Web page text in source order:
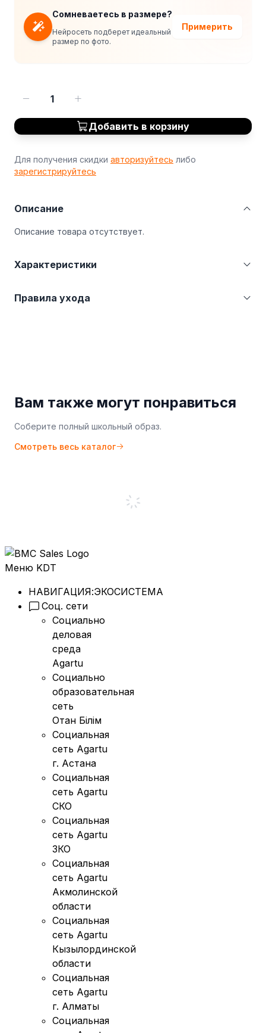
Сомневаетесь в размере?
Нейросеть подберет идеальный
размер по фото.
Примерить
1
Добавить в корзину
Для получения скидки авторизуйтесь либо
зарегистрируйтесь
Описание
Описание товара отсутствует.
Характеристики
Категория
Куртки
Правила ухода
Вам также могут понравиться
Соберите полный школьный образ.
Смотреть весь каталог
Меню KDT
НАВИГАЦИЯ:ЭКОСИСТЕМА
Соц. сети
Социально
деловая
среда
Agartu
Социально
образовательная
сеть
Отан Бiлiм
Социальная
сеть Agartu
г. Астана
Социальная
сеть Agartu
СКО
Социальная
сеть Agartu
ЗКО
Социальная
сеть Agartu
Акмолинской
области
Социальная
сеть Agartu
Кызылординской
области
Социальная
сеть Agartu
г. Алматы
Социальная